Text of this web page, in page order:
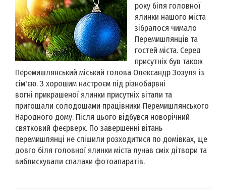
року біля головної
ялинки нашого міста
зібралося чимало
Перемишлянців та
гостей міста. Серед
присутніх був також
Перемишлянський міський голова Олександр Зозуля із
сім'єю. З хорошим настроєм під різнобарвні
вогні прикрашеної ялинки присутніх вітали та
пригощали солодощами працівники Перемишлянського
Народного дому. Після цього відбувся новорічний
святковий феєрверк. По завершенні вітань
перемишлянці не спішили розходитися по домівках, ще
довго біля головної ялинки міста лунав сміх дітвори та
виблискували спалахи фотоапаратів.